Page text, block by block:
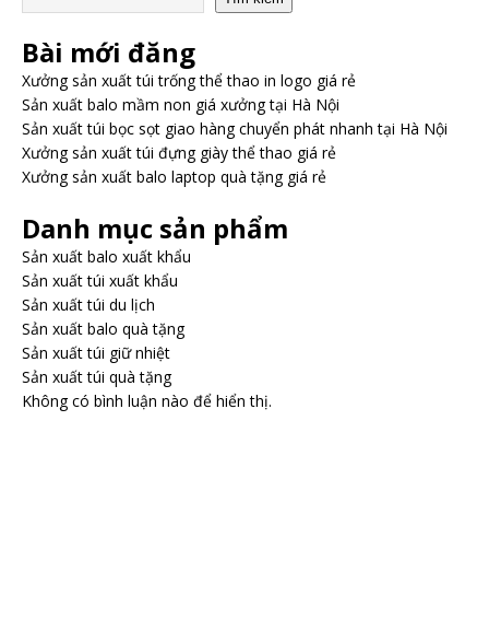
Bài mới đăng
Xưởng sản xuất túi trống thể thao in logo giá rẻ
Sản xuất balo mầm non giá xưởng tại Hà Nội
Sản xuất túi bọc sọt giao hàng chuyển phát nhanh tại Hà Nội
Xưởng sản xuất túi đựng giày thể thao giá rẻ
Xưởng sản xuất balo laptop quà tặng giá rẻ
Danh mục sản phẩm
Sản xuất balo xuất khẩu
Sản xuất túi xuất khẩu
Sản xuất túi du lịch
Sản xuất balo quà tặng
Sản xuất túi giữ nhiệt
Sản xuất túi quà tặng
Không có bình luận nào để hiển thị.